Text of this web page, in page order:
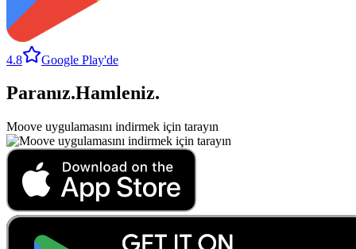
4.8 Google Play'de
Paranız.Hamleniz.
Moove uygulamasını indirmek için tarayın